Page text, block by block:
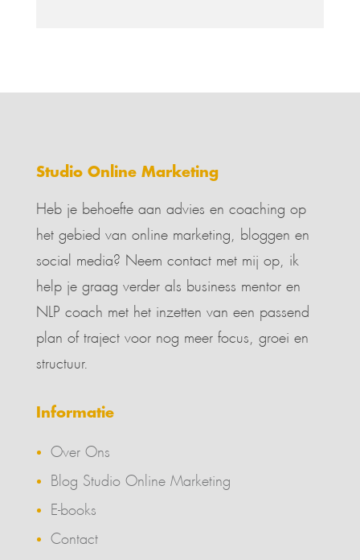
Studio Online Marketing
Heb je behoefte aan advies en coaching op
het gebied van online marketing, bloggen en
social media? Neem contact met mij op, ik
help je graag verder als business mentor en
NLP coach met het inzetten van een passend
plan of traject voor nog meer focus, groei en
structuur.
Informatie
Over Ons
Blog Studio Online Marketing
E-books
Contact